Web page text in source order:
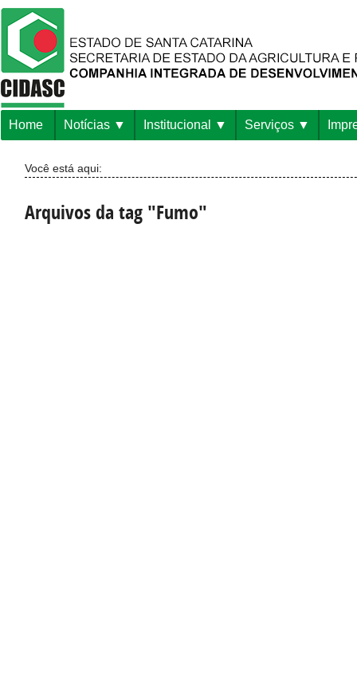
Home Notícias Institucional Serviços
Você está aqui:
Arquivos da tag "Fumo"